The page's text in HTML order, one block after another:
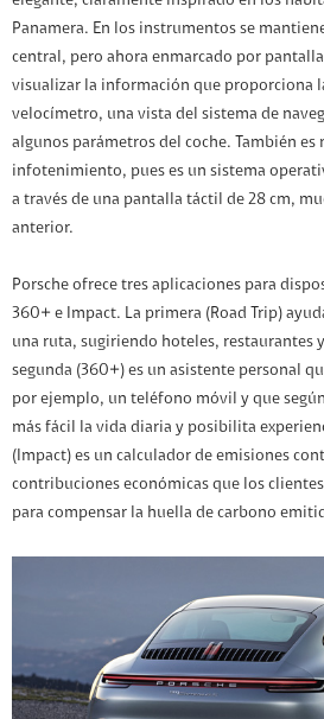
Panamera. En los instrumentos se
central, pero ahora enmarcado por
visualizar la información que proporciona
velocímetro, una vista del sistema de
algunos parámetros del coche. También es
infotenimiento, pues es un sistema
a través de una pantalla táctil de 28 cm,
anterior.
Porsche ofrece tres aplicaciones para
360+ e Impact. La primera (Road Trip)
una ruta, sugiriendo hoteles, restaurantes
segunda (360+) es un asistente personal
por ejemplo, un teléfono móvil y que
más fácil la vida diaria y posibilita
(Impact) es un calculador de emisiones
contribuciones económicas que los
para compensar la huella de carbono